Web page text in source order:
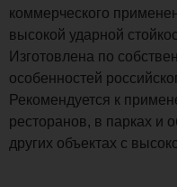
коммерческого
высокой ударной
Изготовлена по
особенностей
Рекомендуется к
ресторанов, в парках и
других объектах с